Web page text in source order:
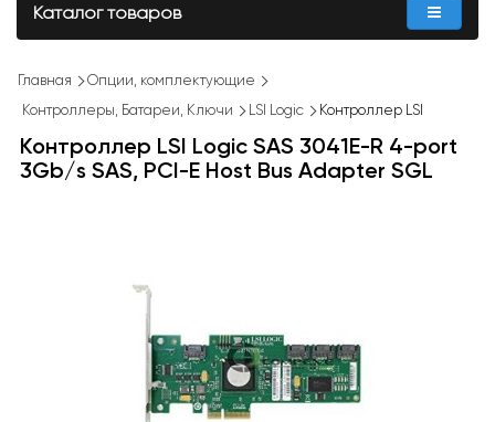
Каталог товаров
Главная
Опции, комплектующие
Контроллеры, Батареи, Ключи
LSI Logic Контроллер LSI
Контроллер LSI Logic SAS 3041E-R 4-port
3Gb/s SAS, PCI-E Host Bus Adapter SGL